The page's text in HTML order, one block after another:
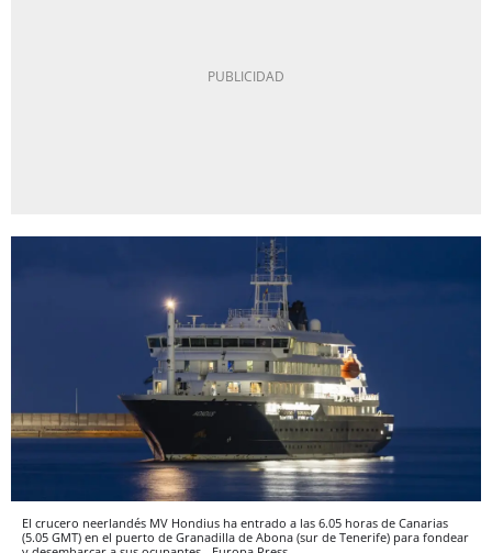
El crucero neerlandés MV Hondius ha entrado a las 6.05 horas de Canarias
(5.05 GMT) en el puerto de Granadilla de Abona (sur de Tenerife) para fondear